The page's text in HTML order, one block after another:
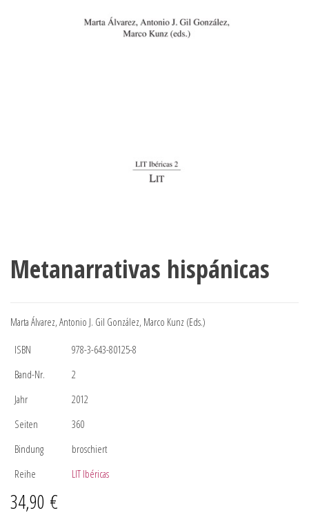
Metanarrativas hispánicas
Marta Álvarez, Antonio J. Gil González, Marco Kunz (Eds.)
ISBN
978-3-643-80125-8
Band-Nr.
2
Jahr
2012
Seiten
360
Bindung
broschiert
Reihe
LIT Ibéricas
34,90 €